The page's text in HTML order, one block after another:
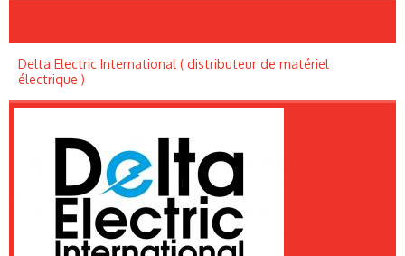
Delta Electric International ( distributeur de matériel
électrique )